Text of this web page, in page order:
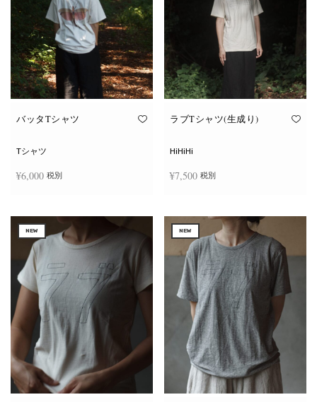
リ
エ
ー
シ
ョ
ま
ジ
ら
選
き
ま
す
エ
ョ
ま
オ
ジ
ら
選
択
で
き
ま
す
バッタTシャツ
Tシャツ
¥6,000 税別
の
品
に
数
の
バ
リ
エ
ー
シ
ョ
ン
が
あ
り
ま
ラブTシャツ(生成り)
HiHiHi
¥7,500 税別
の
商
品
に
は
複
数
の
バ
リ
エ
ー
シ
ョ
ン
が
あ
り
ま
NEW NEW